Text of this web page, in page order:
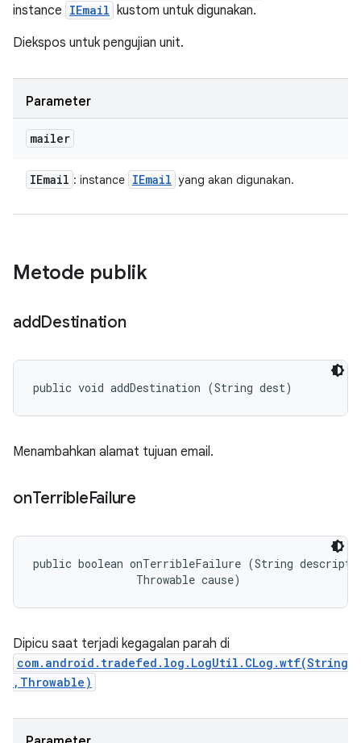
instance IEmail kustom untuk digunakan.
Diekspos untuk pengujian unit.
Parameter
mailer
IEmail : instance IEmail yang akan digunakan.
Metode publik
addDestination
public void addDestination (String dest)
Menambahkan alamat tujuan email.
onTerribleFailure
public boolean onTerribleFailure (String
                Throwable cause)
Dipicu saat terjadi kegagalan parah di
com.android.tradefed.log.LogUtil.CLog.wtf(String
,Throwable)